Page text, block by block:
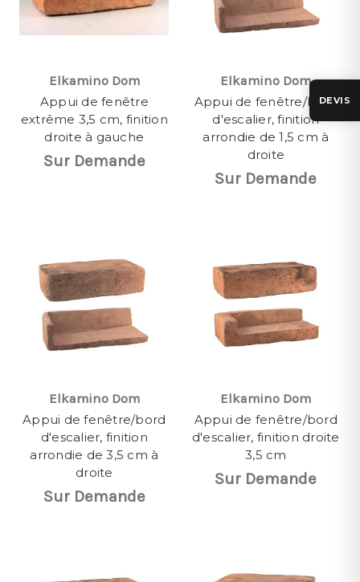
Elkamino Dom
Appui de fenêtre
extrême 3,5 cm, finition
droite à gauche
Sur Demande
Elkamino Dom
Appui de fenêtre/bord
d'escalier, finition
arrondie de 1,5 cm à
droite
Sur Demande
Elkamino Dom
Appui de fenêtre/bord
d'escalier, finition
arrondie de 3,5 cm à
droite
Sur Demande
Elkamino Dom
Appui de fenêtre/bord
d'escalier, finition droite
3,5 cm
Sur Demande
DEVIS